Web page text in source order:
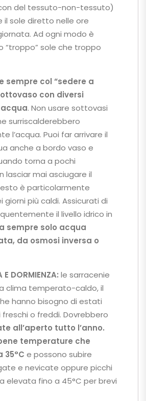
del tessuto-non-tessuto)
il sole diretto nelle ore
Ad ogni modo è
“troppo” sole che troppo
sempre col “sedere a
con diversi
. Non usare sottovasi
surriscalderebbero
l’acqua. Puoi far arrivare il
anche a bordo vaso e
torna a pochi
lasciar mai asciugare il
è particolarmente
più caldi. Assicurati di
il livello idrico in
sempre solo acqua
da osmosi inversa o
E DORMIENZA: le sarracenie
clima temperato-caldo, il
hanno bisogno di estati
o freddi. Dovrebbero
all’aperto tutto l’anno.
temperature che
35°C e possono subire
e nevicate oppure picchi
elevata fino a 45°C per brevi